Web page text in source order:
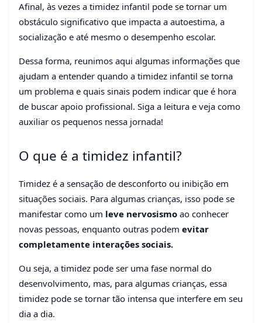
Afinal, às vezes a timidez infantil pode se tornar um
obstáculo significativo que impacta a autoestima, a
socialização e até mesmo o desempenho escolar.
Dessa forma, reunimos aqui algumas informações que
ajudam a entender quando a timidez infantil se torna
um problema e quais sinais podem indicar que é hora
de buscar apoio profissional. Siga a leitura e veja como
auxiliar os pequenos nessa jornada!
O que é a timidez infantil?
Timidez é a sensação de desconforto ou inibição em
situações sociais. Para algumas crianças, isso pode se
manifestar como um leve nervosismo ao conhecer
novas pessoas, enquanto outras podem evitar
completamente interações sociais.
Ou seja, a timidez pode ser uma fase normal do
desenvolvimento, mas, para algumas crianças, essa
timidez pode se tornar tão intensa que interfere em seu
dia a dia.